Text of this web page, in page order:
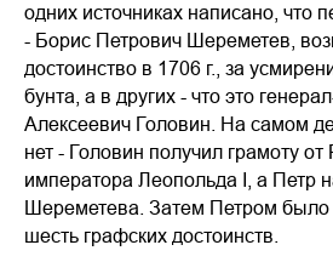
одних источниках написано, что
- Борис Петрович Шереметев,
достоинство в 1706 г., за
бунта, а в других - что это
Алексеевич Головин. На самом
нет - Головин получил грамоту от
императора Леопольда I, а Петр
Шереметева. Затем Петром
шесть графских достоинств.